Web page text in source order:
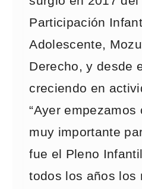
Participación
Adolescente,
Derecho, y desde
creciendo en
“Ayer empezamos
muy importante
fue el Pleno
todos los años los